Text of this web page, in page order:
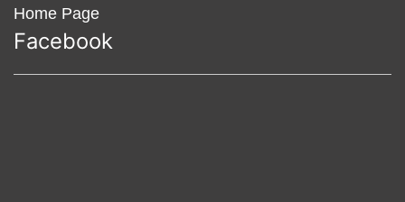
Home Page
Facebook